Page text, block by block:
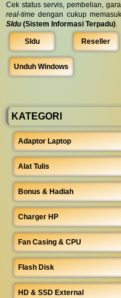
Cek status servis, pembelian,
real-time dengan cukup
SIdu (Sistem Informasi Terpadu).
SIdu Reseller
Unduh Windows
KATEGORI
Adaptor Laptop
Alat Tulis
Bonus & Hadiah
Charger HP
Fan Casing & CPU
Flash Disk
HD & SSD External